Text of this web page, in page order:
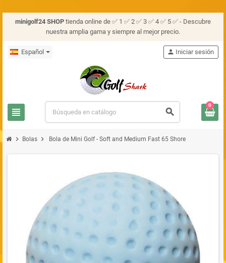
minigolf24 SHOP tienda online de ✅ 1 ✅ 2 ✅ 3 ✅ 4 ✅ 5 ✅ - Descubre
nuestra amplia gama y siempre al mejor precio.
Español
view_headline search
person Iniciar sesión
0
chevron_right Bolas chevron_right Bola de Mini Golf - Soft and Medium Fast 65 Shore